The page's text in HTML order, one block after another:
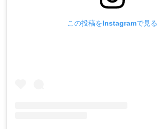
この投稿をInstagramで見る